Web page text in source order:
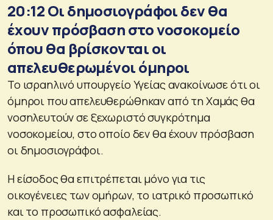
20:12 Οι δημοσιογράφοι δεν θα
έχουν πρόσβαση στο νοσοκομείο
όπου θα βρίσκονται οι
απελευθερωμένοι όμηροι
Το ισραηλινό υπουργείο Υγείας ανακοίνωσε ότι οι
όμηροι που απελευθερώθηκαν από τη Χαμάς θα
νοσηλευτούν σε ξεχωριστό συγκρότημα
νοσοκομείου, στο οποίο δεν θα έχουν πρόσβαση
οι δημοσιογράφοι.
Η είσοδος θα επιτρέπεται μόνο για τις
οικογένειες των ομήρων, το ιατρικό προσωπικό
και το προσωπικό ασφαλείας.